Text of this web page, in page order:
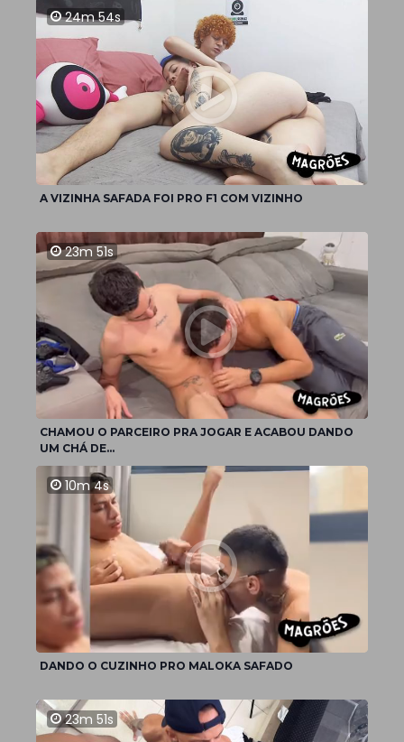
24m 54s
A VIZINHA SAFADA FOI PRO F1 COM VIZINHO
23m 51s
CHAMOU O PARCEIRO PRA JOGAR E ACABOU DANDO
UM CHÁ DE...
10m 4s
DANDO O CUZINHO PRO MALOKA SAFADO
23m 51s